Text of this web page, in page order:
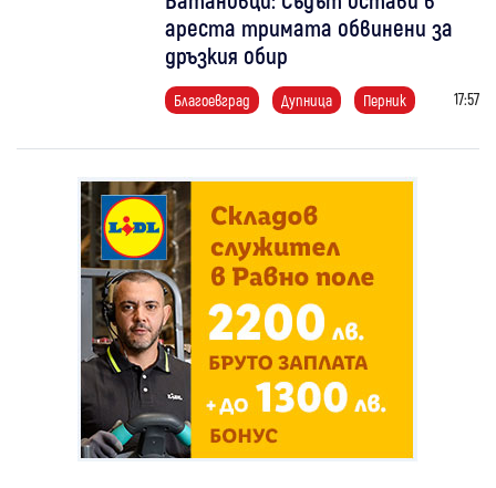
ареста тримата обвинени за
дръзкия обир
Благоевград Дупница Перник 17:57